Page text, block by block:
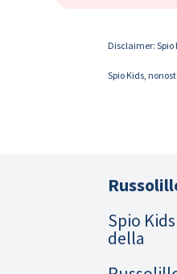
Disclaimer:
Spio Kids,
Spio
della